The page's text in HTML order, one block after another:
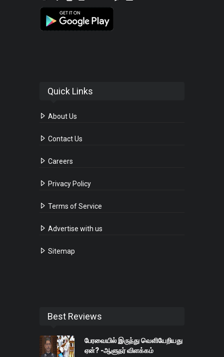
Quick Links
About Us
Contact Us
Careers
Privacy Policy
Terms of Service
Advertise with us
Sitemap
Best Reviews
பேரவையில் இருந்து வெளியேறியது
ஏன்? -ஆளுநர் விளக்கம்